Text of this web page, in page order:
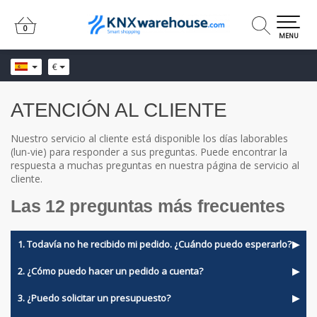
€
0
0
MENU
ATENCIÓN AL CLIENTE
Nuestro servicio al cliente está disponible los días laborables
(lun-vie) para responder a sus preguntas. Puede encontrar la
respuesta a muchas preguntas en nuestra página de servicio al
cliente.
Las 12 preguntas más frecuentes
1. Todavía no he recibido mi pedido. ¿Cuándo puedo esperarlo?
Su pedido se enviará en cuanto haya sido completamente
Bajos puede elegir entre PostNL y DPD. Tenga en cuenta
2. ¿Cómo puedo hacer un pedido a cuenta?
Para ofrecerle el mejor precio posible, no es posible comprar
3. ¿Puedo solicitar un presupuesto?